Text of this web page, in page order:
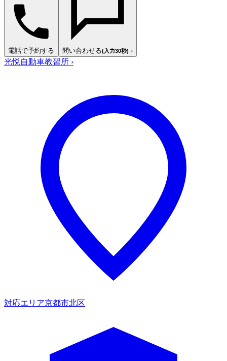
電話で予約する 問い合わせる(入力30秒) ›
光悦自動車教習所 ›
対応エリア京都市北区